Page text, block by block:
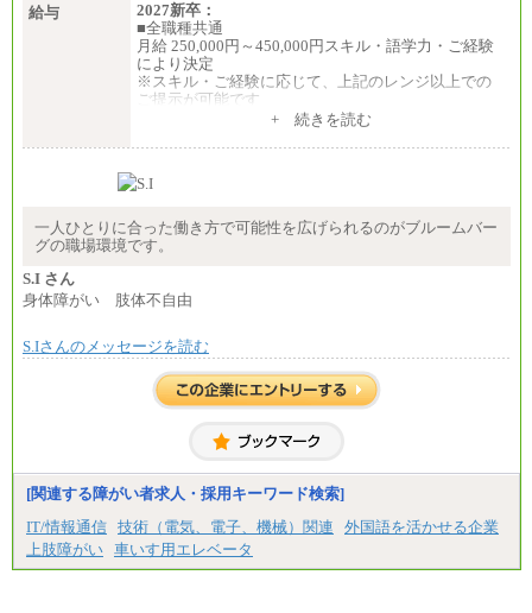
給与
2027新卒：
■全職種共通
月給 250,000円～450,000円スキル・語学力・ご経験
により決定
※スキル・ご経験に応じて、上記のレンジ以上での
ご提示が可能です
※短時間勤務制度(週３０時間）を利用しない場合の
中途：
月給 250,000円～450,000円スキル・語学力・ご経験
※スキル・ご経験に応じて、上記のレンジ以上での
ご提示が可能です
※短時間勤務制度(週３０時間）を利用しない場合の
+ 続きを読む
一人ひとりに合った働き方で可能性を広げられるのがブルームバー
グの職場環境です。
S.I さん
身体障がい 肢体不自由
S.Iさんのメッセージを読む
[関連する障がい者求人・採用キーワード検索]
IT/情報通信 技術（電気、電子、機械）関連
外国語を活かせる企業
上肢障がい 車いす用エレベータ